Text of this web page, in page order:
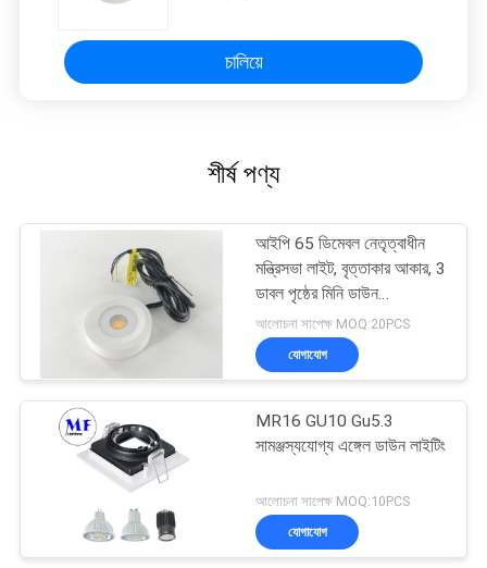
চালিয়ে
শীর্ষ পণ্য
আইপি 65 ডিমেবল নেতৃত্বাধীন
মন্ত্রিসভা লাইট, বৃত্তাকার আকার, 3
ডাবল পৃষ্ঠের মিনি ডাউন
ডাউনলাইটগুলি মাউন্ট করা হয়েছে
আলোচনা সাপেক্ষ MOQ:20PCS
যোগাযোগ
MR16 GU10 Gu5.3
সামঞ্জস্যযোগ্য এঙ্গেল ডাউন লাইটিং
আলোচনা সাপেক্ষ MOQ:10PCS
যোগাযোগ